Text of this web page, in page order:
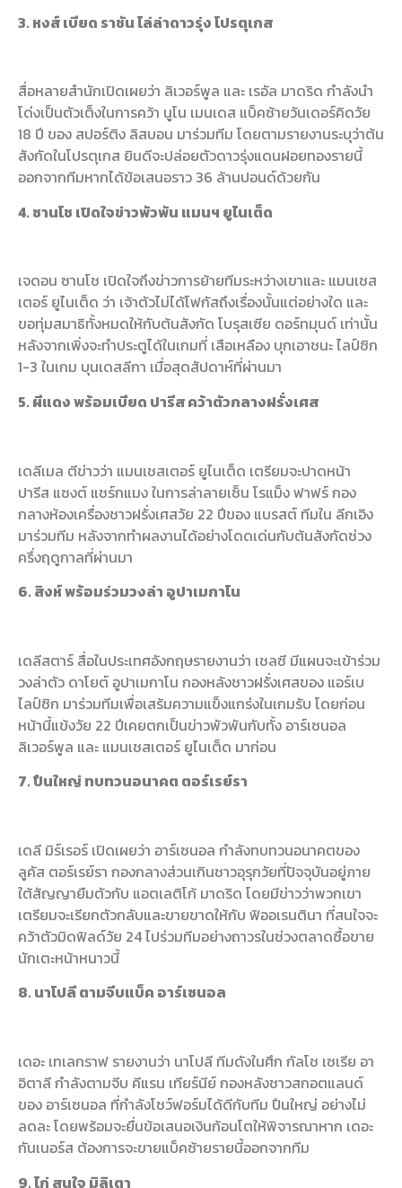
3. หงส์ เบียด ราชัน ไล่ล่าดาวรุ่ง โปรตุเกส
สื่อหลายสำนักเปิดเผยว่า ลิเวอร์พูล และ เรอัล มาดริด กำลังนำ
โด่งเป็นตัวเต็งในการคว้า นูโน เมนเดส แบ็คซ้ายวันเดอร์คิดวัย
18 ปี ของ สปอร์ติง ลิสบอน มาร่วมทีม โดยตามรายงานระบุว่าต้น
สังกัดในโปรตุเกส ยินดีจะปล่อยตัวดาวรุ่งแดนฝอยทองรายนี้
ออกจากทีมหากได้ข้อเสนอราว 36 ล้านปอนด์ด้วยกัน
4. ซานโช เปิดใจข่าวพัวพัน แมนฯ ยูไนเต็ด
เจดอน ซานโช เปิดใจถึงข่าวการย้ายทีมระหว่างเขาและ แมนเชส
เตอร์ ยูไนเต็ด ว่า เจ้าตัวไม่ได้โฟกัสถึงเรื่องนั้นแต่อย่างใด และ
ขอทุ่มสมาธิทั้งหมดให้กับต้นสังกัด โบรุสเซีย ดอร์ทมุนด์ เท่านั้น
หลังจากเพิ่งจะทำประตูได้ในเกมที่ เสือเหลือง บุกเอาชนะ ไลป์ซิก
1-3 ในเกม บุนเดสลีกา เมื่อสุดสัปดาห์ที่ผ่านมา
5. ผีแดง พร้อมเบียด ปารีส คว้าตัวกลางฝรั่งเศส
เดลีเมล ตีข่าวว่า แมนเชสเตอร์ ยูไนเต็ด เตรียมจะปาดหน้า
ปารีส แซงต์ แชร์กแมง ในการล่าลายเซ็น โรแม็ง ฟาฟร์ กอง
กลางห้องเครื่องชาวฝรั่งเศสวัย 22 ปีของ แบรสต์ ทีมใน ลีกเอิง
มาร่วมทีม หลังจากทำผลงานได้อย่างโดดเด่นกับต้นสังกัดช่วง
ครึ่งฤดูกาลที่ผ่านมา
6. สิงห์ พร้อมร่วมวงล่า อูปาเมกาโน
เดลีสตาร์ สื่อในประเทศอังกฤษรายงานว่า เชลซี มีแผนจะเข้าร่วม
วงล่าตัว ดาโยต์ อูปาเมกาโน กองหลังชาวฝรั่งเศสของ แอร์เบ
ไลป์ซิก มาร่วมทีมเพื่อเสร้มความแข็งแกร่งในเกมรับ โดยก่อน
หน้านี้แข้งวัย 22 ปีเคยตกเป็นข่าวพัวพันกับทั้ง อาร์เซนอล
ลิเวอร์พูล และ แมนเชสเตอร์ ยูไนเต็ด มาก่อน
7. ปืนใหญ่ ทบทวนอนาคต ตอร์เรย์รา
เดลี มิร์เรอร์ เปิดเผยว่า อาร์เซนอล กำลังทบทวนอนาคตของ
ลูคัส ตอร์เรย์รา กองกลางส่วนเกินชาวอุรุกวัยที่ปัจจุบันอยู่ภาย
ใต้สัญญายืมตัวกับ แอตเลติโก้ มาดริด โดยมีข่าวว่าพวกเขา
เตรียมจะเรียกตัวกลับและขายขาดให้กับ ฟิออเรนตินา ที่สนใจจะ
คว้าตัวมิดฟิลด์วัย 24 ไปร่วมทีมอย่างถาวรในช่วงตลาดซื้อขาย
นักเตะหน้าหนาวนี้
8. นาโปลี ตามจีบแบ็ค อาร์เซนอล
เดอะ เทเลกราฟ รายงานว่า นาโปลี ทีมดังในศึก กัลโช เซเรีย อา
อิตาลี กำลังตามจีบ คีแรน เทียร์นีย์ กองหลังชาวสกอตแลนด์
ของ อาร์เซนอล ที่กำลังโชว์ฟอร์มได้ดีกับทีม ปืนใหญ่ อย่างไม่
ลดละ โดยพร้อมจะยื่นข้อเสนอเงินก้อนโตให้พิจารณาหาก เดอะ
กันเนอร์ส ต้องการจะขายแบ็คซ้ายรายนี้ออกจากทีม
9. ไก่ สนใจ มิลิเตา